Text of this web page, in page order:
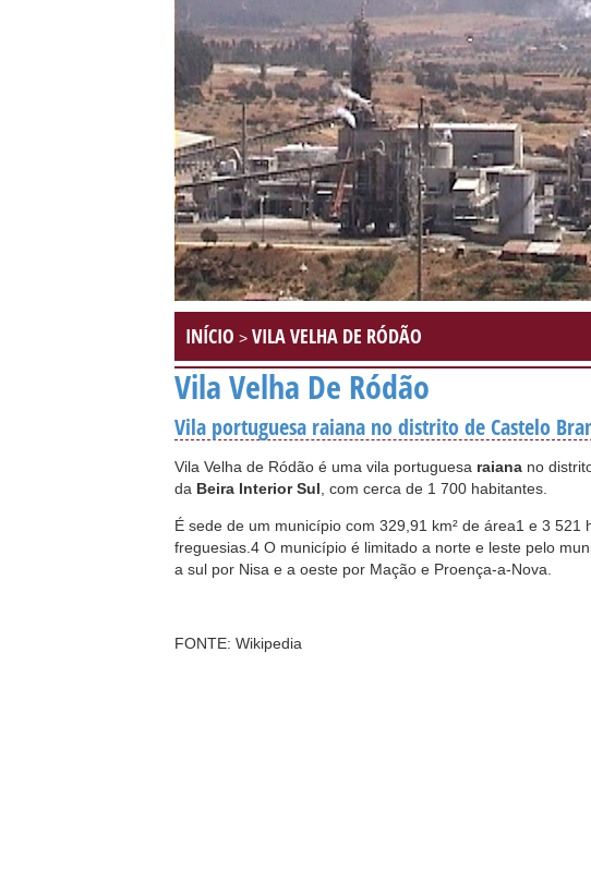
INÍCIO > VILA VELHA DE RÓDÃO
Vila Velha De Ródão
Vila portuguesa raiana no distrito de Castelo
Vila Velha de Ródão é uma vila portuguesa raiana no
da Beira Interior Sul , com cerca de 1 700 habitantes.
É sede de um município com 329,91 km² de área1 e 3
freguesias.4 O município é limitado a norte e leste pelo
a sul por Nisa e a oeste por Mação e Proença-a-Nova.
FONTE: Wikipedia